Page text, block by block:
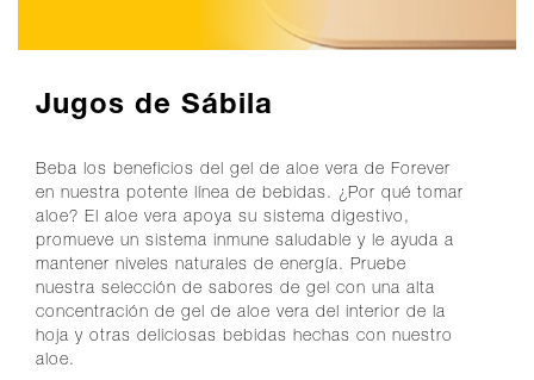
Jugos de Sábila
Beba los beneficios del gel de aloe vera de Forever
en nuestra potente línea de bebidas. ¿Por qué tomar
aloe? El aloe vera apoya su sistema digestivo,
promueve un sistema inmune saludable y le ayuda a
mantener niveles naturales de energía. Pruebe
nuestra selección de sabores de gel con una alta
concentración de gel de aloe vera del interior de la
hoja y otras deliciosas bebidas hechas con nuestro
aloe.